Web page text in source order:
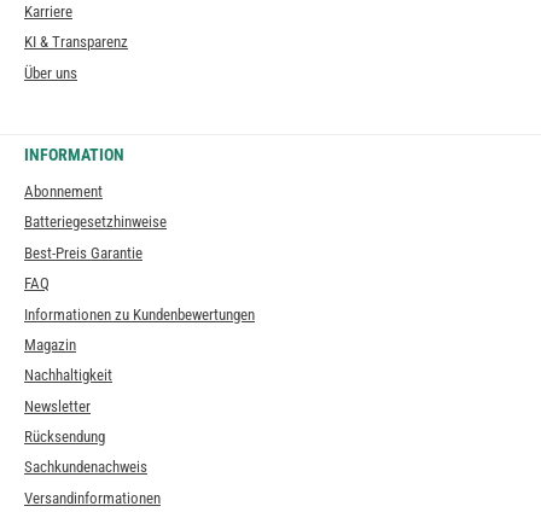
Karriere
KI & Transparenz
Über uns
INFORMATION
Abonnement
Batteriegesetzhinweise
Best-Preis Garantie
FAQ
Informationen zu Kundenbewertungen
Magazin
Nachhaltigkeit
Newsletter
Rücksendung
Sachkundenachweis
Versandinformationen